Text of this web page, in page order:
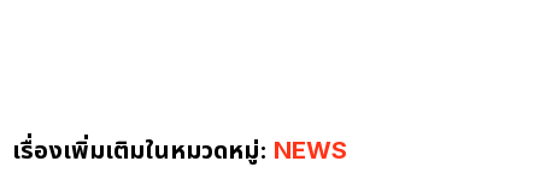
เรื่องเพิ่มเติมในหมวดหมู่: NEWS